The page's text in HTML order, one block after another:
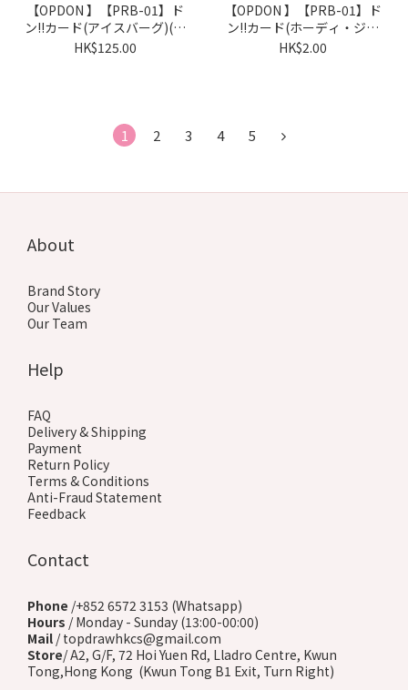
【OPDON 】【PRB-01】ド
ン!!カード(アイスバーグ)(パ
ラレル)(スーパーパラレル)/
HK$125.00
【OPDON 】【PRB-01】ド
ン!!カード(ホーディ・ジョ
ーンズ)
HK$2.00
1 2 3 4 5
About
Brand Story
Our Values
Our Team
Help
FAQ
Delivery & Shipping
Payment
Return Policy
Terms & Conditions
Anti-Fraud Statement
Feedback
Contact
Phone /+852 6572 3153 (Whatsapp)
Hours / Monday - Sunday (13:00-00:00)
Mail / topdrawhkcs@gmail.com
Store/ A2, G/F, 72 Hoi Yuen Rd, Lladro Centre, Kwun
Tong,Hong Kong (Kwun Tong B1 Exit, Turn Right)